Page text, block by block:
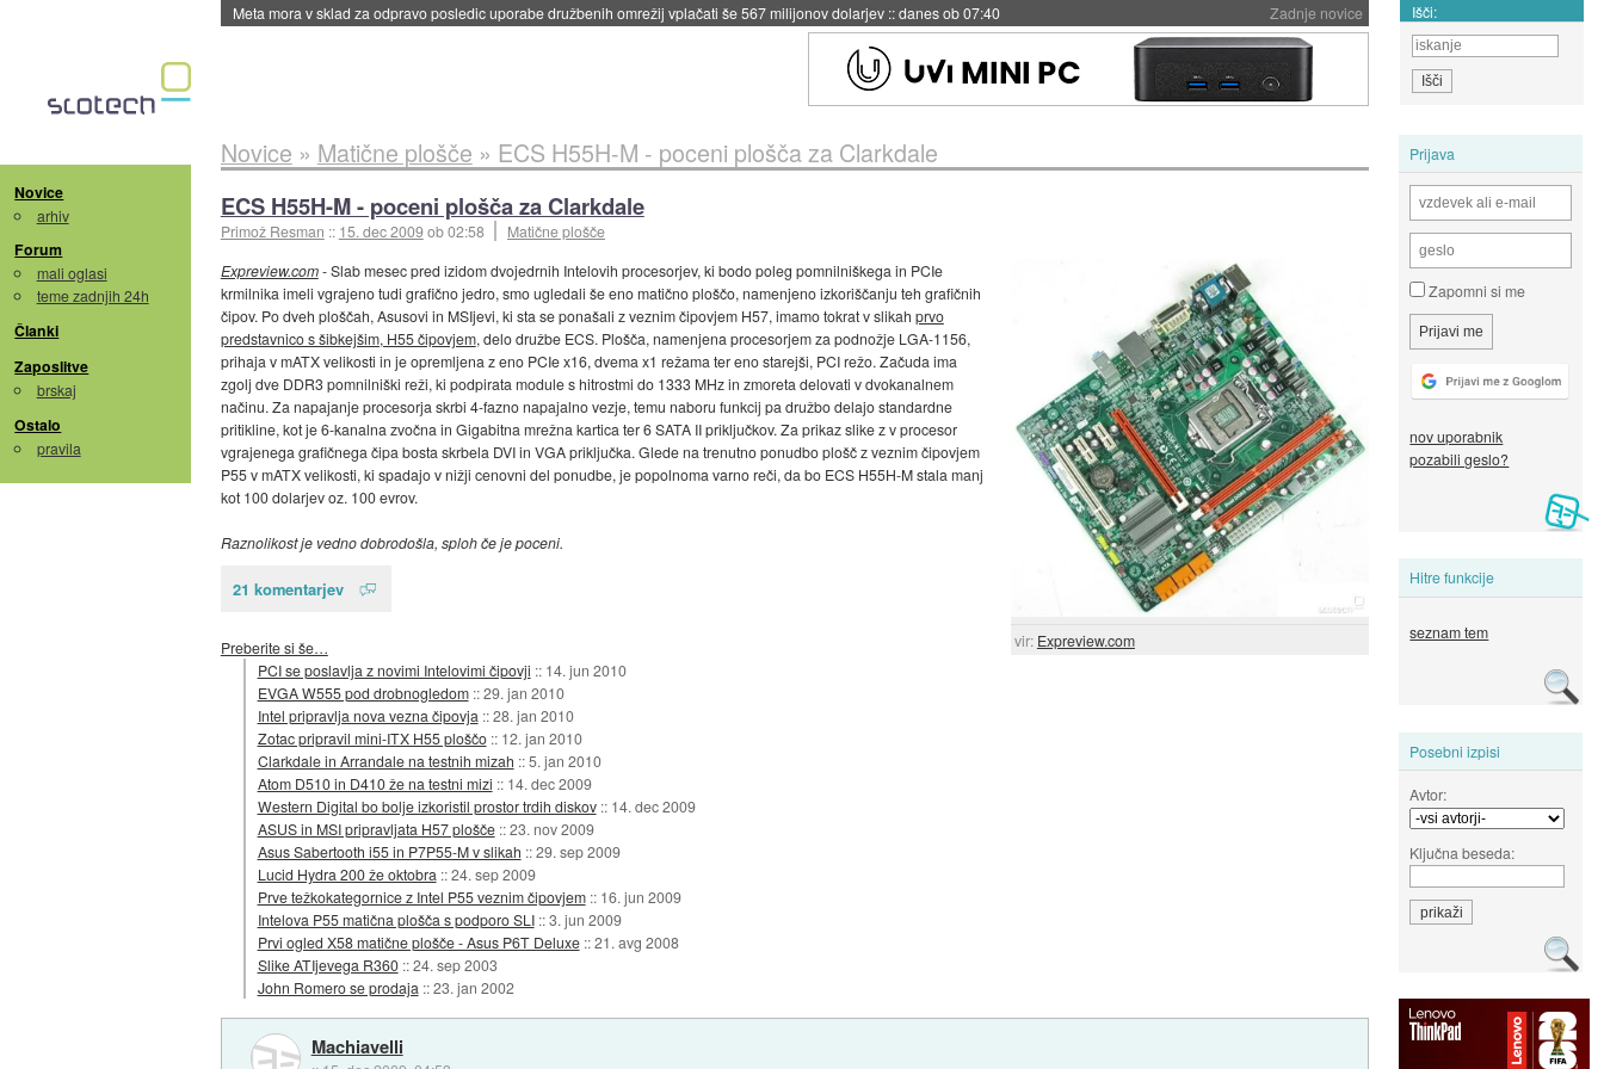
Zadnje novice
ByteDance trenira največji model umetne inteligence doslej::včeraj ob 21:37 Išči:
Novice
arhiv
Forum
mali oglasi
teme zadnjih 24h
Članki
Zaposlitve
brskaj
Ostalo
pravila
Prijava
Zapomni si me
nov uporabnik
pozabili geslo?
Hitre funkcije
seznam tem
Posebni izpisi
Avtor:
Ključna beseda:
Novice » Matične plošče » ECS H55H-M - poceni plošča za Clarkdale
ECS H55H-M - poceni plošča za Clarkdale
Primož Resman :: 15. dec 2009ob 02:58 Matične plošče
vir: Expreview.com
Expreview.com- Slab mesec pred izidom dvojedrnih Intelovih procesorjev, ki bodo poleg pomnilniškega in PCIe
krmilnika imeli vgrajeno tudi grafično jedro, smo ugledali še eno matično ploščo, namenjeno izkoriščanju teh grafičnih
čipov. Po dveh ploščah, Asusovi in MSIjevi, ki sta se ponašali z veznim čipovjem H57, imamo tokrat v slikah prvo
predstavnico s šibkejšim, H55 čipovjem, delo družbe ECS. Plošča, namenjena procesorjem za podnožje LGA-1156,
prihaja v mATX velikosti in je opremljena z eno PCIe x16, dvema x1 režama ter eno starejši, PCI režo. Začuda ima
zgolj dve DDR3 pomnilniški reži, ki podpirata module s hitrostmi do 1333 MHz in zmoreta delovati v dvokanalnem
načinu. Za napajanje procesorja skrbi 4-fazno napajalno vezje, temu naboru funkcij pa družbo delajo standardne
pritikline, kot je 6-kanalna zvočna in Gigabitna mrežna kartica ter 6 SATA II priključkov. Za prikaz slike z v procesor
vgrajenega grafičnega čipa bosta skrbela DVI in VGA priključka. Glede na trenutno ponudbo plošč z veznim čipovjem
P55 v mATX velikosti, ki spadajo v nižji cenovni del ponudbe, je popolnoma varno reči, da bo ECS H55H-M stala manj
kot 100 dolarjev oz. 100 evrov.
Raznolikost je vedno dobrodošla, sploh če je poceni.
21 komentarjev
Preberite si še…
PCI se poslavlja z novimi Intelovimi čipovji :: 14. jun 2010
EVGA W555 pod drobnogledom ::29. jan 2010
Intel pripravlja nova vezna čipovja ::28. jan 2010
Zotac pripravil mini-ITX H55 ploščo :: 12. jan 2010
Clarkdale in Arrandale na testnih mizah ::5. jan 2010
Atom D510 in D410 že na testni mizi :: 14. dec 2009
Western Digital bo bolje izkoristil prostor trdih diskov :: 14. dec 2009
ASUS in MSI pripravljata H57 plošče ::23. nov 2009
Asus Sabertooth i55 in P7P55-M v slikah ::29. sep 2009
Lucid Hydra 200 že oktobra ::24. sep 2009
Prve težkokategornice z Intel P55 veznim čipovjem :: 16. jun 2009
Intelova P55 matična plošča s podporo SLI ::3. jun 2009
Prvi ogled X58 matične plošče - Asus P6T Deluxe ::21. avg 2008
Slike ATIjevega R360 ::24. sep 2003
John Romero se prodaja ::23. jan 2002
Machiavelli